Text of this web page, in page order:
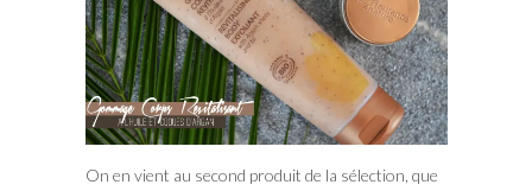
On en vient au second produit de la sélection, que